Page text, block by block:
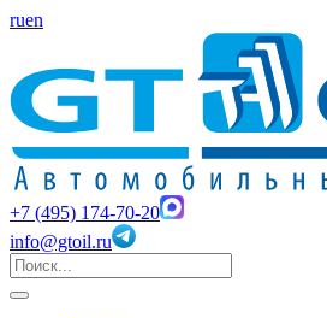
ruen
+7 (495) 174-70-20
info@gtoil.ru